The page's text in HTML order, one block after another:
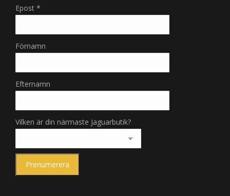
Epost *
Förnamn
Efternamn
Vilken är din närmaste Jaguarbutik?